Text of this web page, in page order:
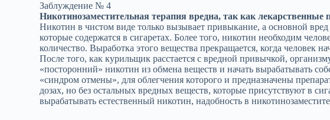
Заблуждение № 4
Никотинозаместительная терапия вредна, так как
Никотин в чистом виде только вызывает привыкание, а основной
которые содержатся в сигаретах. Более того, никотин необходим
количество. Выработка этого вещества прекращается, когда человек
После того, как курильщик расстается с вредной привычкой,
«посторонний» никотин из обмена веществ и начать вырабатывать
«синдром отмены», для облегчения которого и предназначены
дозах, но без остальных вредных веществ, которые присутствуют в
вырабатывать естественный никотин, надобность в